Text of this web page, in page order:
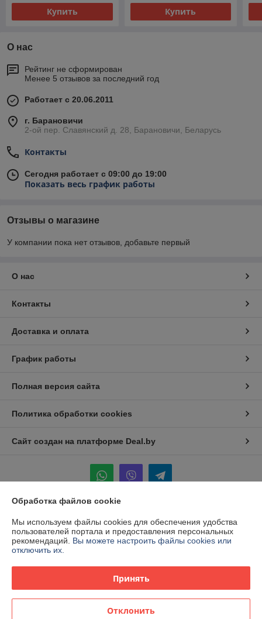
Купить Купить
О нас
Рейтинг не сформирован
Менее 5 отзывов за последний год
Работает с 20.06.2011
г. Барановичи
2-ой пер. Славянский д. 28, Барановичи, Беларусь
Контакты
Сегодня работает с 09:00 до 19:00
Показать весь график работы
Отзывы о магазине
У компании пока нет отзывов, добавьте первый
О нас
Контакты
Доставка и оплата
График работы
Полная версия сайта
Политика обработки cookies
Сайт создан на платформе Deal.by
Информация для покупателя
Индивидуальный предприниматель:ИП Ваницкий Роман Сергеевич
Брестская обл. г. Барановичи 2-ой пер. Славянский дом 28
Регистрационный номер ЕГР: 291809714
Регистрационный орган: Барановичский горисполком
Обработка файлов cookie
Мы используем файлы cookies для обеспечения удобства
пользователей портала и предоставления персональных
рекомендаций. Вы можете настроить файлы cookies или
отключить их.
Принять
Отклонить